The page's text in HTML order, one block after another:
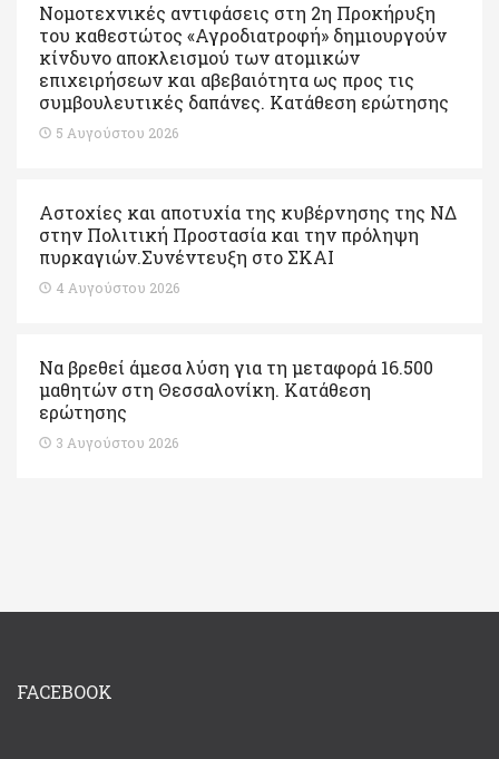
Νομοτεχνικές αντιφάσεις στη 2η Προκήρυξη
του καθεστώτος «Αγροδιατροφή» δημιουργούν
κίνδυνο αποκλεισμού των ατομικών
επιχειρήσεων και αβεβαιότητα ως προς τις
συμβουλευτικές δαπάνες. Κατάθεση ερώτησης
5 Αυγούστου 2026
Αστοχίες και αποτυχία της κυβέρνησης της ΝΔ
στην Πολιτική Προστασία και την πρόληψη
πυρκαγιών.Συνέντευξη στο ΣΚΑΙ
4 Αυγούστου 2026
Να βρεθεί άμεσα λύση για τη μεταφορά 16.500
μαθητών στη Θεσσαλονίκη. Κατάθεση
ερώτησης
3 Αυγούστου 2026
FACEBOOK